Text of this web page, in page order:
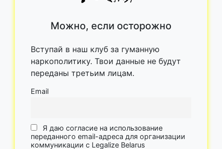
Можно, если осторожно
Вступай в наш клуб за гуманную
наркополитику. Твои данные не будут
переданы третьим лицам.
Email
Я даю согласие на использование
переданного email-адреса для организации
коммуникации с Legalize Belarus